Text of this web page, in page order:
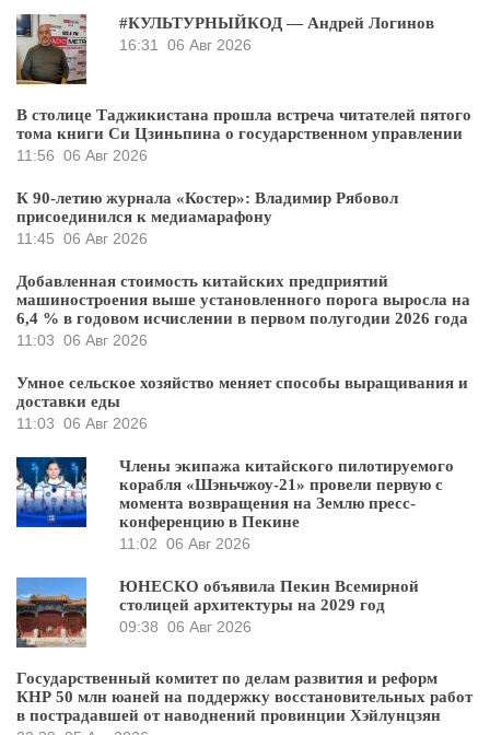
#КУЛЬТУРНЫЙКОД — Андрей Логинов
16:31
06 Авг 2026
В столице Таджикистана прошла встреча читателей пятого
тома книги Си Цзиньпина о государственном управлении
11:56 06 Авг 2026
К 90-летию журнала «Костер»: Владимир Рябовол
присоединился к медиамарафону
11:45 06 Авг 2026
Добавленная стоимость китайских предприятий
машиностроения выше установленного порога выросла на
6,4 % в годовом исчислении в первом полугодии 2026 года
11:03 06 Авг 2026
Умное сельское хозяйство меняет способы выращивания и
доставки еды
11:03 06 Авг 2026
Члены экипажа китайского пилотируемого
корабля «Шэньчжоу-21» провели первую с
момента возвращения на Землю пресс-
конференцию в Пекине
11:02 06 Авг 2026
ЮНЕСКО объявила Пекин Всемирной
столицей архитектуры на 2029 год
09:38 06 Авг 2026
Государственный комитет по делам развития и реформ
КНР 50 млн юаней на поддержку восстановительных работ
в пострадавшей от наводнений провинции Хэйлунцзян